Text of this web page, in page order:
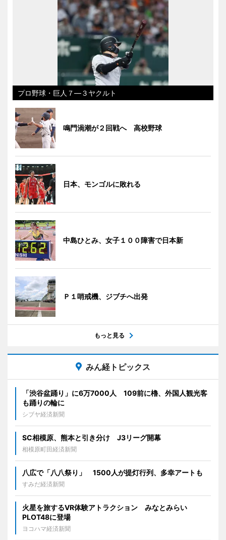
プロ野球・巨人７―３ヤクルト
鳴門渦潮が２回戦へ 高校野球
日本、モンゴルに敗れる
中島ひとみ、女子１００障害で日本新
Ｐ１哨戒機、ジブチへ出発
もっと見る
みん経トピックス
「渋谷盆踊り」に6万7000人 109前に櫓、外国人観光客
も踊りの輪に
シブヤ経済新聞
SC相模原、熊本と引き分け J3リーグ開幕
相模原町田経済新聞
八広で「八八祭り」 1500人が提灯行列、多幸アートも
すみだ経済新聞
火星を旅するVR体験アトラクション みなとみらい
PLOT48に登場
ヨコハマ経済新聞